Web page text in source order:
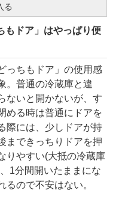
る
もドア」はやっぱり便
っちもドア」の使用感
。普通の冷蔵庫と違
ないと開かないが、す
める時は普通にドアを
際には、少しドアが持
まできっちりドアを押
りやすい(大抵の冷蔵庫
1分間開いたままにな
るので不安はない。